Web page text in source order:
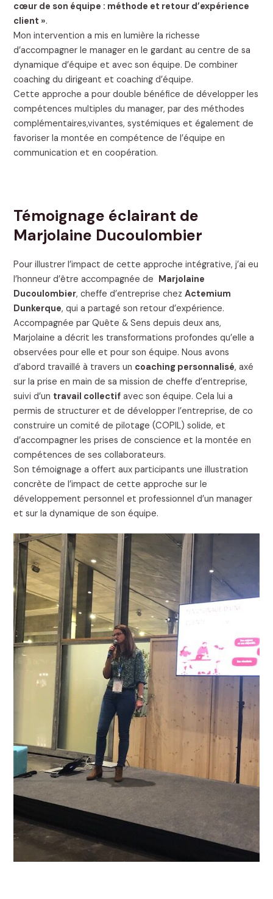
cœur de son équipe : méthode et retour d’expérience
client ».
Mon intervention a mis en lumière la richesse
d’accompagner le manager en le gardant au centre de sa
dynamique d’équipe et avec son équipe. De combiner
coaching du dirigeant et coaching d’équipe.
Cette approche a pour double bénéfice de développer les
compétences multiples du manager, par des méthodes
complémentaires,vivantes, systémiques et également de
favoriser la montée en compétence de l’équipe en
communication et en coopération.
Témoignage éclairant de
Marjolaine Ducoulombier
Pour illustrer l’impact de cette approche intégrative, j’ai eu
l’honneur d’être accompagnée de Marjolaine
Ducoulombier, cheffe d’entreprise chezActemium
Dunkerque, qui a partagé son retour d’expérience.
Accompagnée par Quête & Sens depuis deux ans,
Marjolaine a décrit les transformations profondes qu’elle a
observées pour elle et pour son équipe. Nous avons
d’abord travaillé à travers un coaching personnalisé, axé
sur la prise en main de sa mission de cheffe d’entreprise,
suivi d’un travail collectif avec son équipe. Cela lui a
permis de structurer et de développer l’entreprise, de co
construire un comité de pilotage (COPIL) solide, et
d’accompagner les prises de conscience et la montée en
compétences de ses collaborateurs.
Son témoignage a offert aux participants une illustration
concrète de l’impact de cette approche sur le
développement personnel et professionnel d’un manager
et sur la dynamique de son équipe.